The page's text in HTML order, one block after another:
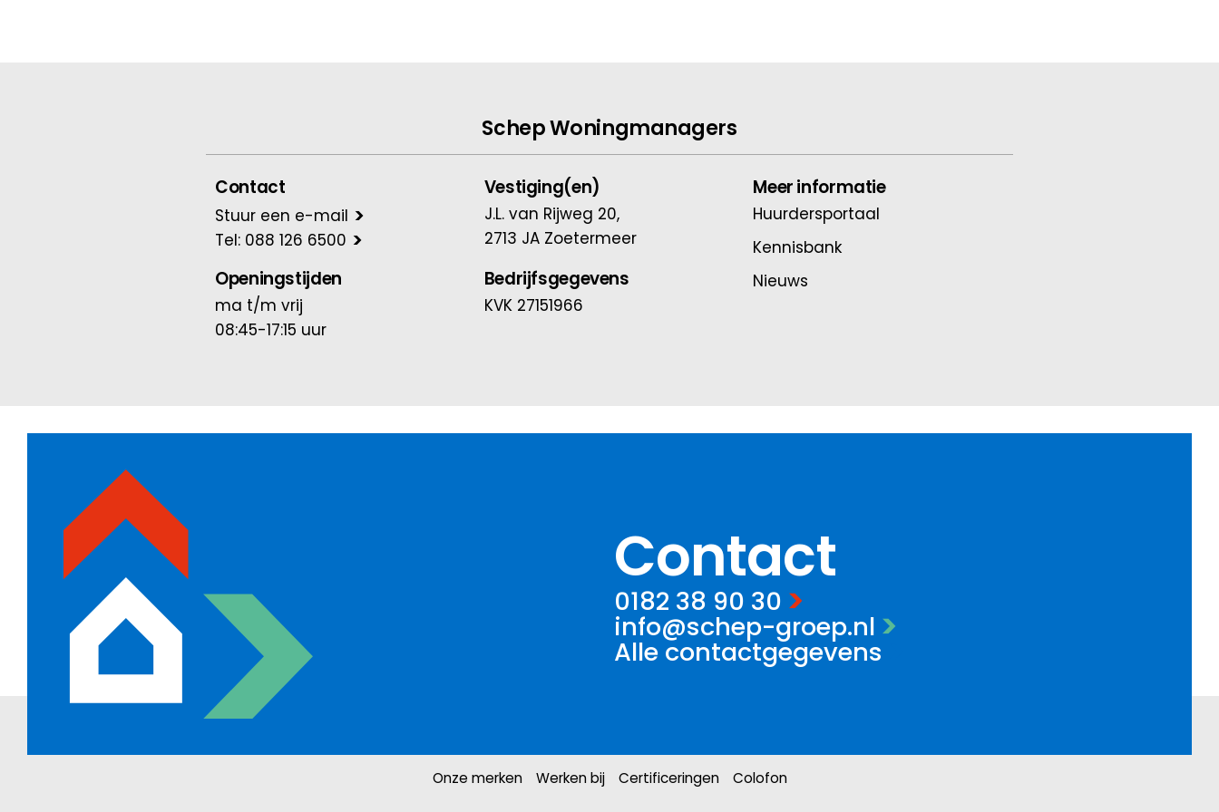
Schep Woningmanagers
Contact
Stuur een e-mail
Tel: 088 126 6500
Openingstijden
ma t/m vrij
08:45-17:15 uur
Vestiging(en)
J.L. van Rijweg 20,
2713 JA Zoetermeer
Bedrijfsgegevens
KVK 27151966
Meer informatie
Huurdersportaal
Kennisbank
Nieuws
Contact
0182 38 90 30
info@schep-groep.nl
Alle contactgegevens
Onze merken Werken bij Certificeringen Colofon